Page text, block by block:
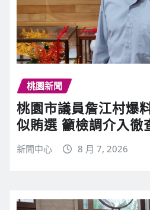
桃園新聞
桃園市議員詹江村爆
似賄選 籲檢調介入徹
新聞中心 8 月 7, 2026